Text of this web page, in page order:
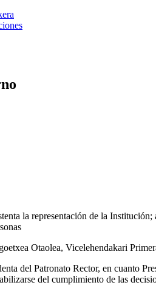
la representación de la
Otaolea, Vicelehendakari
del Patronato Rector, en cuanto
del cumplimiento de las